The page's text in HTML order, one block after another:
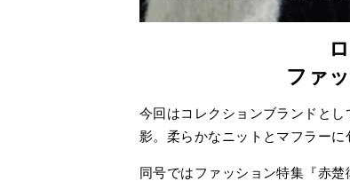
ファ
今回はコレクションブランドと
影。柔らかなニットとマフラーに
同号ではファッション特集『赤